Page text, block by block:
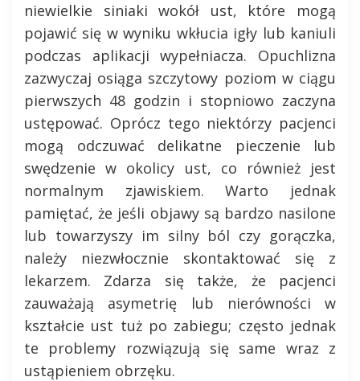
niewielkie siniaki wokół ust, które mogą
pojawić się w wyniku wkłucia igły lub kaniuli
podczas aplikacji wypełniacza. Opuchlizna
zazwyczaj osiąga szczytowy poziom w ciągu
pierwszych 48 godzin i stopniowo zaczyna
ustępować. Oprócz tego niektórzy pacjenci
mogą odczuwać delikatne pieczenie lub
swędzenie w okolicy ust, co również jest
normalnym zjawiskiem. Warto jednak
pamiętać, że jeśli objawy są bardzo nasilone
lub towarzyszy im silny ból czy gorączka,
należy niezwłocznie skontaktować się z
lekarzem. Zdarza się także, że pacjenci
zauważają asymetrię lub nierówności w
kształcie ust tuż po zabiegu; często jednak
te problemy rozwiązują się same wraz z
ustąpieniem obrzęku.